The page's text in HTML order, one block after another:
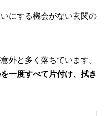
にする機会がない玄関の
外と多く落ちています。
一度すべて片付け、拭き